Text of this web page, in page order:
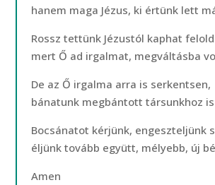
hanem maga Jézus, ki értünk lett
Rossz tettünk Jézustól kaphat
mert Ő ad irgalmat, megváltásba
De az Ő irgalma arra is serkentsen,
bánatunk megbántott társunkhoz
Bocsánatot kérjünk, engeszteljünk
éljünk tovább együtt, mélyebb, új
Amen